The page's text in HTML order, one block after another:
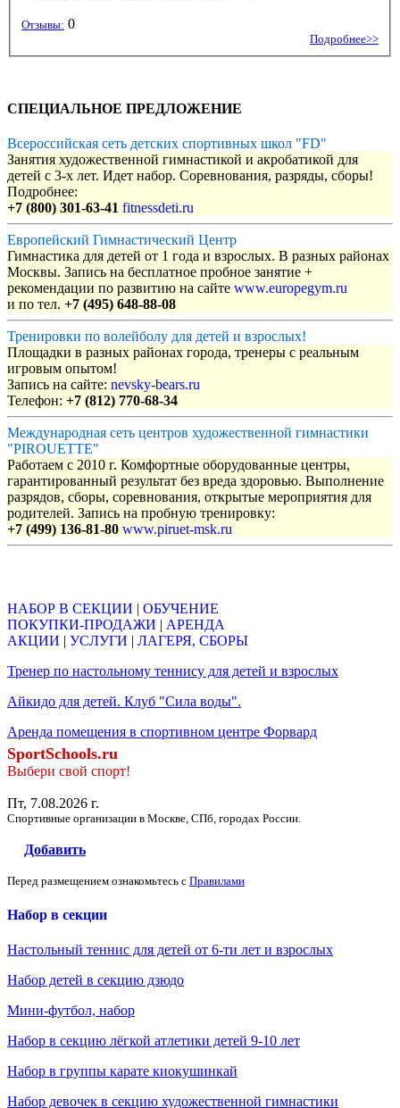
Отзывы: 0
Подробнее>>
СПЕЦИАЛЬНОЕ ПРЕДЛОЖЕНИЕ
Всероссийская сеть детских спортивных школ "FD"
Занятия художественной гимнастикой и акробатикой для
детей с 3-х лет. Идет набор. Соревнования, разряды, сборы!
Подробнее:
+7 (800) 301-63-41 fitnessdeti.ru
Европейский Гимнастический Центр
Гимнастика для детей от 1 года и взрослых. В разных районах
Москвы. Запись на бесплатное пробное занятие +
рекомендации по развитию на сайте www.europegym.ru
и по тел. +7 (495) 648-88-08
Тренировки по волейболу для детей и взрослых!
Площадки в разных районах города, тренеры с реальным
игровым опытом!
Запись на сайте: nevsky-bears.ru
Телефон: +7 (812) 770-68-34
Международная сеть центров художественной гимнастики
"PIROUETTE"
Работаем с 2010 г. Комфортные оборудованные центры,
гарантированный результат без вреда здоровью. Выполнение
разрядов, сборы, соревнования, открытые мероприятия для
родителей. Запись на пробную тренировку:
+7 (499) 136-81-80 www.piruet-msk.ru
НАБОР В СЕКЦИИ | ОБУЧЕНИЕ
ПОКУПКИ-ПРОДАЖИ | АРЕНДА
АКЦИИ | УСЛУГИ | ЛАГЕРЯ, СБОРЫ
Тренер по настольному теннису для детей и взрослых
Айкидо для детей. Клуб "Сила воды".
Аренда помещения в спортивном центре Форвард
SportSchools.ru
Выбери свой спорт!
Пт, 7.08.2026 г.
Спортивные организации в Москве, СПб, городах России.
Добавить
Перед размещением ознакомьтесь с Правилами
Набор в секции
Настольный теннис для детей от 6-ти лет и взрослых
Набор детей в секцию дзюдо
Мини-футбол, набор
Набор в секцию лёгкой атлетики детей 9-10 лет
Набор в группы карате киокушинкай
Набор девочек в секцию художественной гимнастики